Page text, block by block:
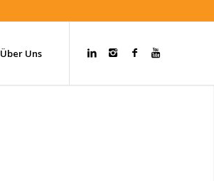
Über Uns